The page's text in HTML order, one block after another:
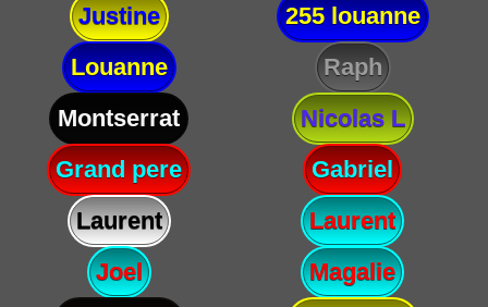
Justine
255 louanne
Louanne
Raph
Montserrat
Nicolas L
Grand pere
Gabriel
Laurent
Laurent
Joel
Magalie